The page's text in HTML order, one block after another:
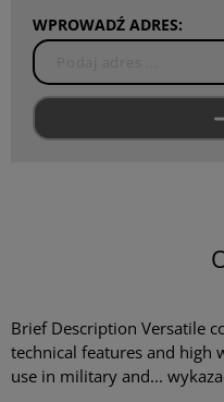
WPROWADŹ ADRES:
Brief Description Versatile
technical features and high
use in military and...